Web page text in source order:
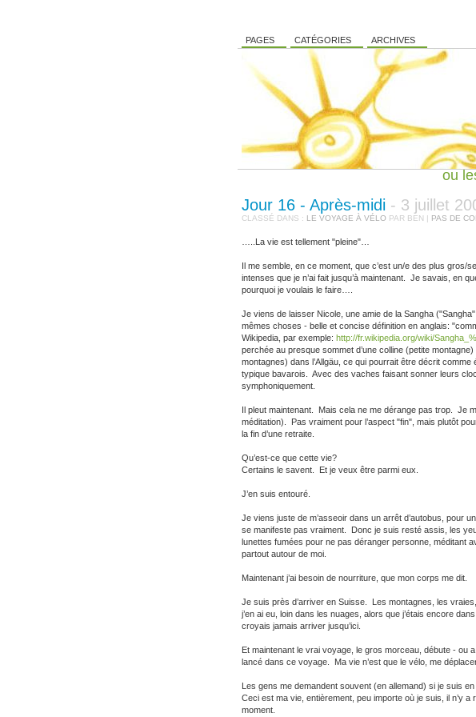
PAGES CATÉGORIES ARCHIVES
ou
Jour 16 - Après-midi - 3 juillet
CLASSÉ DANS : LE VOYAGE À VÉLO PAR BEN | PAS DE
…..La vie est tellement "pleine"…
Il me semble, en ce moment, que c’est un/e des plus gros/
intenses que je n’ai fait jusqu’à maintenant. Je savais, en
pourquoi je voulais le faire….
Je viens de laisser Nicole, une amie de la Sangha
mêmes choses - belle et concise définition en anglais:
Wikipedia, par exemple: http://fr.wikipedia.org/wiki/
perchée au presque sommet d’une colline (petite
montagnes) dans l’Allgäu, ce qui pourrait être décrit
typique bavarois. Avec des vaches faisant sonner leurs
symphoniquement.
Il pleut maintenant. Mais cela ne me dérange pas trop. Je
méditation). Pas vraiment pour l’aspect "fin", mais plutôt
la fin d’une retraite.
Qu’est-ce que cette vie?
Certains le savent. Et je veux être parmi eux.
J’en suis entouré.
Je viens juste de m’asseoir dans un arrêt d’autobus, pour
se manifeste pas vraiment. Donc je suis resté assis, les
lunettes fumées pour ne pas déranger personne, méditant
partout autour de moi.
Maintenant j’ai besoin de nourriture, que mon corps me dit.
Je suis près d’arriver en Suisse. Les montagnes, les
j’en ai eu, loin dans les nuages, alors que j’étais encore
croyais jamais arriver jusqu’ici.
Et maintenant le vrai voyage, le gros morceau, débute - ou
lancé dans ce voyage. Ma vie n’est que le vélo, me
Les gens me demandent souvent (en allemand) si je suis
Ceci est ma vie, entièrement, peu importe où je suis, il n’y
moment.